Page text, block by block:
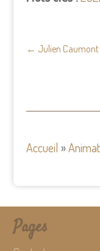
← Julien
Accueil »
Pages